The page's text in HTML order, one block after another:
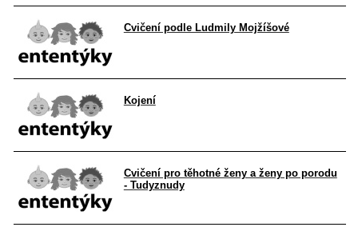
Cvičení podle Ludmily Mojžíšové
Kojení
Cvičení pro těhotné ženy a ženy po porodu
- Tudyznudy